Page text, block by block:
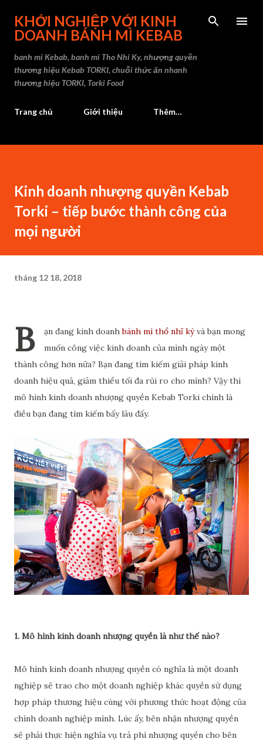
Chuyển đến nội dung chính
KHỞI NGHIỆP VỚI KINH
DOANH BÁNH MÌ KEBAB
banh mi Kebab, banh mi Tho Nhi Ky, nhượng quyền
thương hiệu Kebab TORKI, chuỗi thức ăn nhanh
thương hiệu TORKI, Torki Food
Trang chủ Giới thiệu Thêm…
Kinh doanh nhượng quyền Kebab
Torki – tiếp bước thành công của
mọi người
tháng 12 18, 2018
B ạn đang kinh doanhbánh mì thổ nhĩ kỳvà bạn mong
muốn công việc kinh doanh của mình ngày một
thành công hơn nữa? Bạn đang tìm kiếm giải pháp kinh
doanh hiệu quả, giảm thiểu tối đa rủi ro cho mình? Vậy thì
mô hình kinh doanh nhượng quyền Kebab Torki chính là
điều bạn đang tìm kiếm bấy lâu đấy.
1. Mô hình kinh doanh nhượng quyền là như thế nào?
Mô hình kinh doanh nhượng quyền có nghĩa là một doanh
nghiệp sẽ trao cho một doanh nghiệp khác quyền sử dụng
hợp pháp thương hiệu cùng với phương thức hoạt động của
chính doanh nghiệp mình. Lúc ấy, bên nhận nhượng quyền
sẽ phải thực hiện nghĩa vụ trả phí nhượng quyền cho bên